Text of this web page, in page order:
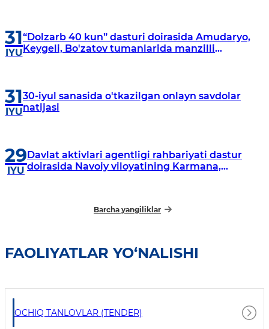
31
IYU
“Dolzarb 40 kun” dasturi doirasida Amudaryo,
Keygeli, Bo'zatov tumanlarida manzilli
31
IYU
30-iyul sanasida o'tkazilgan onlayn savdolar
natijasi
29
IYU
Davlat aktivlari agentligi rahbariyati dastur
doirasida Navoiy viloyatining Karmana,
Barcha yangiliklar
FAOLIYATLAR YO‘NALISHI
OCHIQ TANLOVLAR (TENDER)